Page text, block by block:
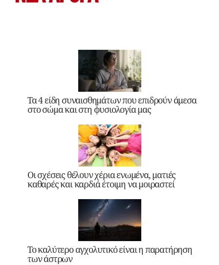
Τα 4 είδη συναισθημάτων που επιδρούν άμεσα
στο σώμα και στη φυσιολογία μας
Οι σχέσεις θέλουν χέρια ενωμένα, ματιές
καθαρές και καρδιά έτοιμη να μοιραστεί
Το καλύτερο αγχολυτικό είναι η παρατήρηση
των άστρων